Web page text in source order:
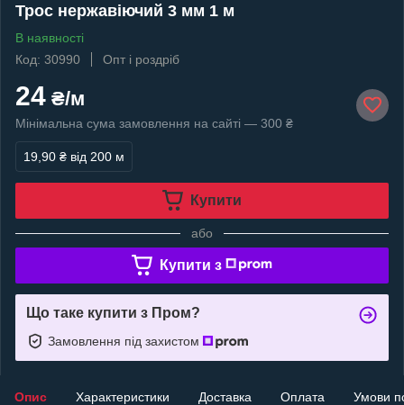
Трос нержавіючий 3 мм 1 м
В наявності
Код: 30990
Опт і роздріб
24 ₴/м
Мінімальна сума замовлення на сайті — 300 ₴
19,90 ₴ від 200 м
Купити
або
Купити з
Що таке купити з Пром?
Замовлення під захистом
Опис Характеристики Доставка Оплата Умови